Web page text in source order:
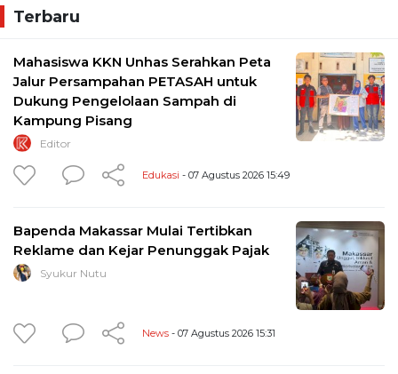
Terbaru
Mahasiswa KKN Unhas Serahkan Peta
Jalur Persampahan PETASAH untuk
Dukung Pengelolaan Sampah di
Kampung Pisang
Editor
Edukasi - 07 Agustus 2026 15:49
Bapenda Makassar Mulai Tertibkan
Reklame dan Kejar Penunggak Pajak
Syukur Nutu
News - 07 Agustus 2026 15:31